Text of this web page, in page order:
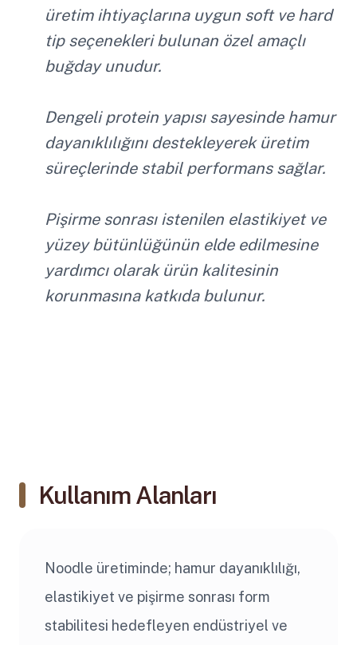
üretim ihtiyaçlarına uygun soft ve hard
tip seçenekleri bulunan özel amaçlı
buğday unudur.
Dengeli protein yapısı sayesinde hamur
dayanıklılığını destekleyerek üretim
süreçlerinde stabil performans sağlar.
Pişirme sonrası istenilen elastikiyet ve
yüzey bütünlüğünün elde edilmesine
yardımcı olarak ürün kalitesinin
korunmasına katkıda bulunur.
Kullanım Alanları
Noodle üretiminde; hamur dayanıklılığı,
elastikiyet ve pişirme sonrası form
stabilitesi hedefleyen endüstriyel ve